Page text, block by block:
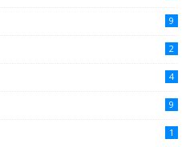
9
2
4
9
1